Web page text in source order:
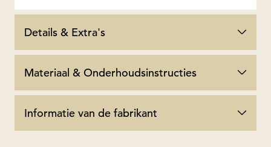
Details & Extra's
Materiaal & Onderhoudsinstructies
Informatie van de fabrikant